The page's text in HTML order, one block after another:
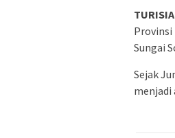
Sungai
Sejak
menjadi